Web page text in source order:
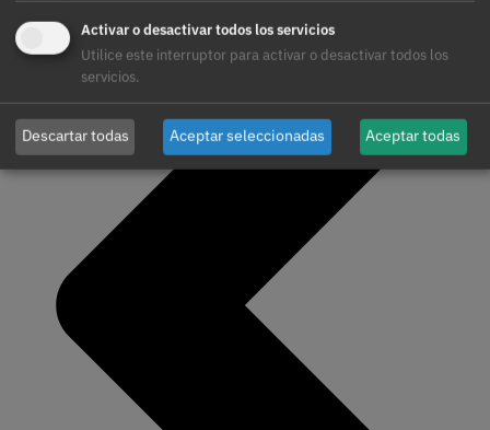
Activar o desactivar todos los servicios
Utilice este interruptor para activar o desactivar todos los
servicios.
Descartar todas Aceptar seleccionadas Aceptar todas